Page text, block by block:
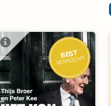
BEST
VERKOCHT